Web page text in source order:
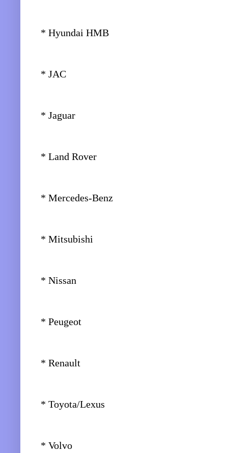
* Hyundai HMB
* JAC
* Jaguar
* Land Rover
* Mercedes-Benz
* Mitsubishi
* Nissan
* Peugeot
* Renault
* Toyota/Lexus
* Volvo